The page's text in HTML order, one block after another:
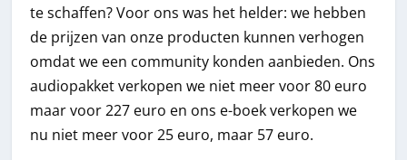
te schaffen? Voor ons was het helder: we hebben
de prijzen van onze producten kunnen verhogen
omdat we een community konden aanbieden. Ons
audiopakket verkopen we niet meer voor 80 euro
maar voor 227 euro en ons e-boek verkopen we
nu niet meer voor 25 euro, maar 57 euro.